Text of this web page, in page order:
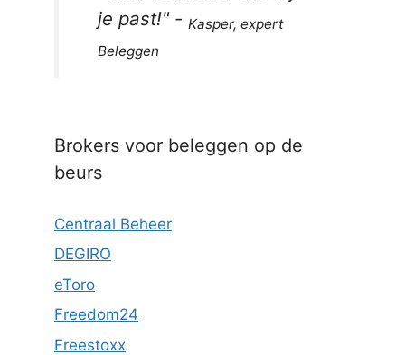
je past!" - Kasper, expert
Beleggen
Brokers voor beleggen op de
beurs
Centraal Beheer
DEGIRO
eToro
Freedom24
Freestoxx